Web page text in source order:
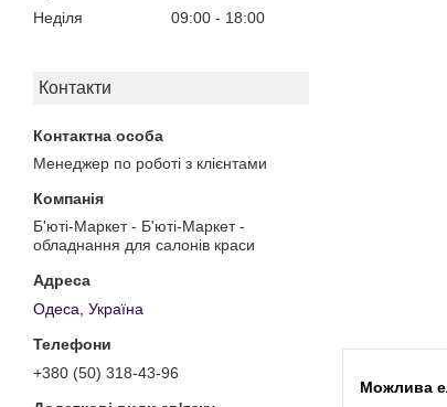
Неділя
09:00 18:00
Контакти
Менеджер по роботі з клієнтами
Б'юті-Маркет - Б'юті-Маркет -
обладнання для салонів краси
Одеса, Україна
+380 (50) 318-43-96